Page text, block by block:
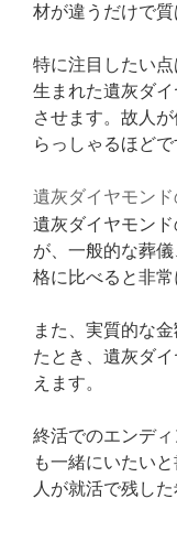
材が違うだけで質
特に注目したい
生まれた遺灰ダ
させます。故人
らっしゃるほどで
遺灰ダイヤモン
遺灰ダイヤモン
が、一般的な葬
格に比べると非常
また、実質的な
たとき、遺灰ダ
えます。
終活でのエンデ
も一緒にいたい
人が就活で残し